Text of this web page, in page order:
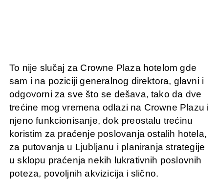
To nije slučaj za Crowne Plaza hotelom gde
sam i na poziciji generalnog direktora, glavni i
odgovorni za sve što se dešava, tako da dve
trećine mog vremena odlazi na Crowne Plazu i
njeno funkcionisanje, dok preostalu trećinu
koristim za praćenje poslovanja ostalih hotela,
za putovanja u Ljubljanu i planiranja strategije
u sklopu praćenja nekih lukrativnih poslovnih
poteza, povoljnih akvizicija i slično.